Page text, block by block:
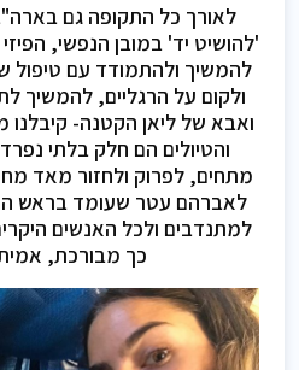
לאורך כל התקופה גם
'להושיט יד' במובן הנפשי, הפיזי
להמשיך ולהתמודד עם טיפול
ולקום על הרגליים, להמשיך
ואבא של ליאן הקטנה- קיבלנו
והטיולים הם חלק בלתי
מתחים, לפרוק ולחזור מאד
לאברהם עטר שעומד בראש
למתנדבים ולכל האנשים
כך מבורכת,